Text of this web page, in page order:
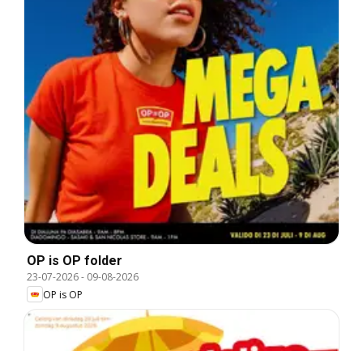
OP is OP folder
23-07-2026- 09-08-2026
OP is OP